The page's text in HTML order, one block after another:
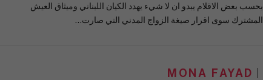
بحسب بعض الاقلام يبدو ان لا شيء يهدد الكيان اللبناني وميثاق العيش
المشترك سوى اقرار صيغة الزواج المدني التي صارت…
MONA FAYAD